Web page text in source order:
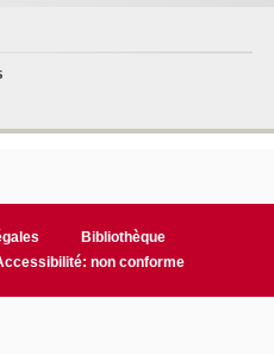
Bibliothèque
non conforme